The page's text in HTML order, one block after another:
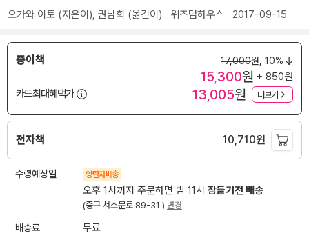
오가와 이토 (지은이), 권남희 (옮긴이) 위즈덤하우스 2017-09-15
종이책 17,000원, 10%
15,300원 + 850원
카드최대혜택가
13,005원 더보기
전자책 10,710원
수령예상일 양탄자배송
오후 1시까지 주문하면 밤 11시 잠들기전 배송
(중구 서소문로 89-31 ) 변경
배송료 무료